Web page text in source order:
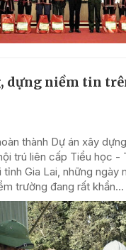
dựng niềm tin
thành Dự án xây
trú liên cấp Tiểu học -
Gia Lai, những ngày
trường đang rất khẩn...